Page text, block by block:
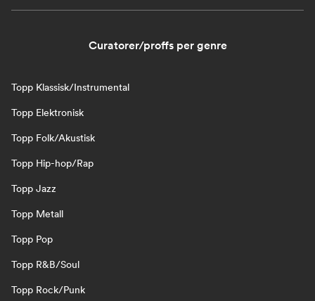
Curatorer/proffs per genre
Topp Klassisk/Instrumental
Topp Elektronisk
Topp Folk/Akustisk
Topp Hip-hop/Rap
Topp Jazz
Topp Metall
Topp Pop
Topp R&B/Soul
Topp Rock/Punk